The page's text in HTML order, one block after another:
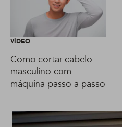
VÍDEO
Como cortar cabelo
masculino com
máquina passo a passo